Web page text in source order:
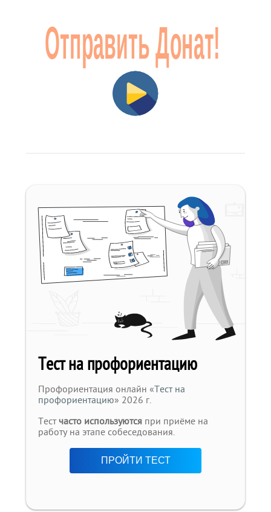
Тест на профориентацию
Профориентация онлайн «Тест на
профориентацию» 2026 г.
Тестчасто используются при приёме на
работу на этапе собеседования.
ПРОЙТИ ТЕСТ